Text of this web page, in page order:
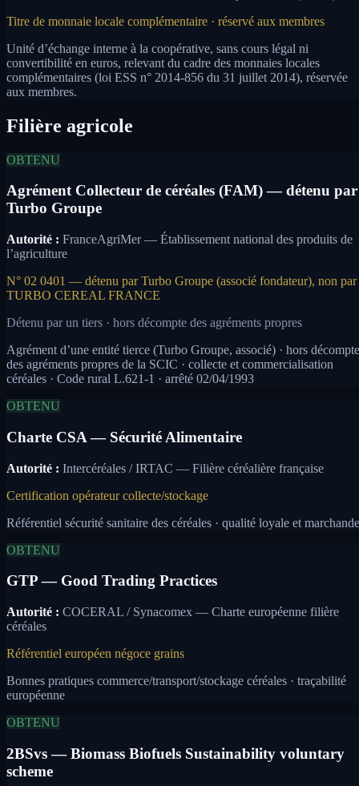
Titre de monnaie locale complémentaire · réservé aux membres
Unité d’échange interne à la coopérative, sans cours légal ni
convertibilité en euros, relevant du cadre des monnaies locales
complémentaires (loi ESS n° 2014-856 du 31 juillet 2014), réservée
aux membres.
Filière agricole
OBTENU
Agrément Collecteur de céréales (FAM) — détenu par
Turbo Groupe
Autorité : FranceAgriMer — Établissement national des produits de
l’agriculture
N° 02 0401 — détenu par Turbo Groupe (associé fondateur), non par
TURBO CEREAL FRANCE
Détenu par un tiers · hors décompte des agréments propres
Agrément d’une entité tierce (Turbo Groupe, associé) · hors décompte
des agréments propres de la SCIC · collecte et commercialisation
céréales · Code rural L.621-1 · arrêté 02/04/1993
OBTENU
Charte CSA — Sécurité Alimentaire
Autorité : Intercéréales / IRTAC — Filière céréalière française
Certification opérateur collecte/stockage
Référentiel sécurité sanitaire des céréales · qualité loyale et marchande
OBTENU
GTP — Good Trading Practices
Autorité : COCERAL / Synacomex — Charte européenne filière
céréales
Référentiel européen négoce grains
Bonnes pratiques commerce/transport/stockage céréales · traçabilité
européenne
OBTENU
2BSvs — Biomass Biofuels Sustainability voluntary
scheme